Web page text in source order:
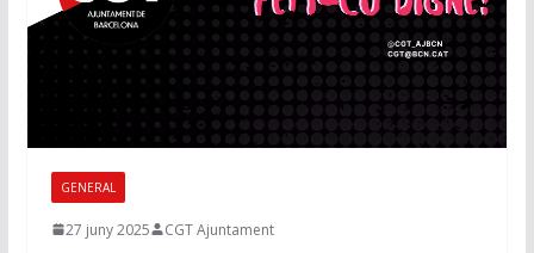
GENERAL
27 juny 2025 CGT Ajuntament